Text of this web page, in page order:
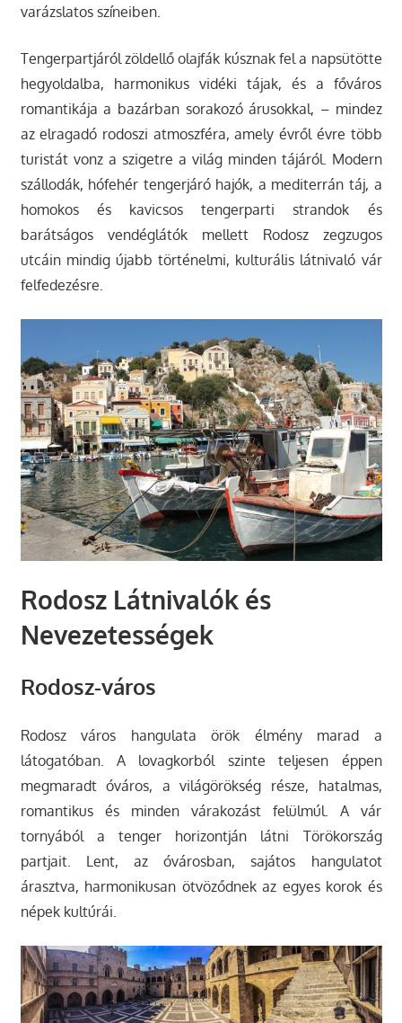
varázslatos színeiben.
Tengerpartjáról zöldellő olajfák kúsznak fel a napsütötte
hegyoldalba, harmonikus vidéki tájak, és a főváros
romantikája a bazárban sorakozó árusokkal, – mindez
az elragadó rodoszi atmoszféra, amely évről évre több
turistát vonz a szigetre a világ minden tájáról. Modern
szállodák, hófehér tengerjáró hajók, a mediterrán táj, a
homokos és kavicsos tengerparti strandok és
barátságos vendéglátók mellett Rodosz zegzugos
utcáin mindig újabb történelmi, kulturális látnivaló vár
felfedezésre.
Rodosz Látnivalók és
Nevezetességek
Rodosz-város
Rodosz város hangulata örök élmény marad a
látogatóban. A lovagkorból szinte teljesen éppen
megmaradt óváros, a világörökség része, hatalmas,
romantikus és minden várakozást felülmúl. A vár
tornyából a tenger horizontján látni Törökország
partjait. Lent, az óvárosban, sajátos hangulatot
árasztva, harmonikusan ötvöződnek az egyes korok és
népek kultúrái.